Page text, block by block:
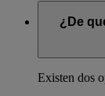
¿De
Existen dos